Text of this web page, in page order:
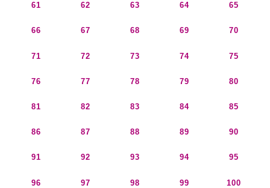
61 62 63 64 65
66 67 68 69 70
71 72 73 74 75
76 77 78 79 80
81 82 83 84 85
86 87 88 89 90
91 92 93 94 95
96 97 98 99 100